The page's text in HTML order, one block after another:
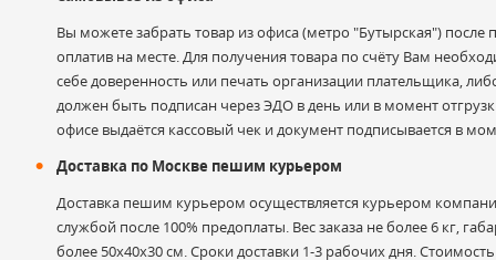
Электронная почта
Оценка
Вы можете забрать товар из офиса (метро "Бутырская") после
оплатив на месте. Для получения товара по счёту Вам
себе доверенность или печать организации плательщика,
должен быть подписан через ЭДО в день или в момент
офисе выдаётся кассовый чек и документ подписывается в
Доставка по Москве пешим курьером
Доставка пешим курьером осуществляется курьером
службой после 100% предоплаты. Вес заказа не более 6 кг,
более 50х40х30 см. Сроки доставки 1-3 рабочих дня.